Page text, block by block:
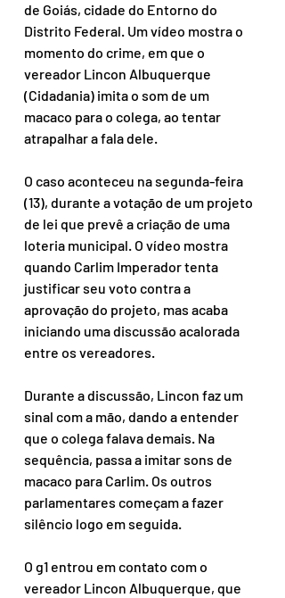
de Goiás, cidade do Entorno do
Distrito Federal. Um vídeo mostra o
momento do crime, em que o
vereador Lincon Albuquerque
(Cidadania) imita o som de um
macaco para o colega, ao tentar
atrapalhar a fala dele.
O caso aconteceu na segunda-feira
(13), durante a votação de um projeto
de lei que prevê a criação de uma
loteria municipal. O vídeo mostra
quando Carlim Imperador tenta
justificar seu voto contra a
aprovação do projeto, mas acaba
iniciando uma discussão acalorada
entre os vereadores.
Durante a discussão, Lincon faz um
sinal com a mão, dando a entender
que o colega falava demais. Na
sequência, passa a imitar sons de
macaco para Carlim. Os outros
parlamentares começam a fazer
silêncio logo em seguida.
O g1 entrou em contato com o
vereador Lincon Albuquerque, que